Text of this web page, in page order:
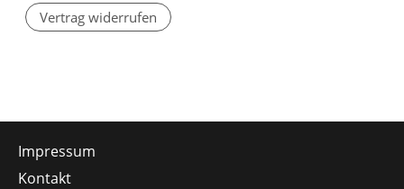
Vertrag widerrufen
Impressum
Kontakt